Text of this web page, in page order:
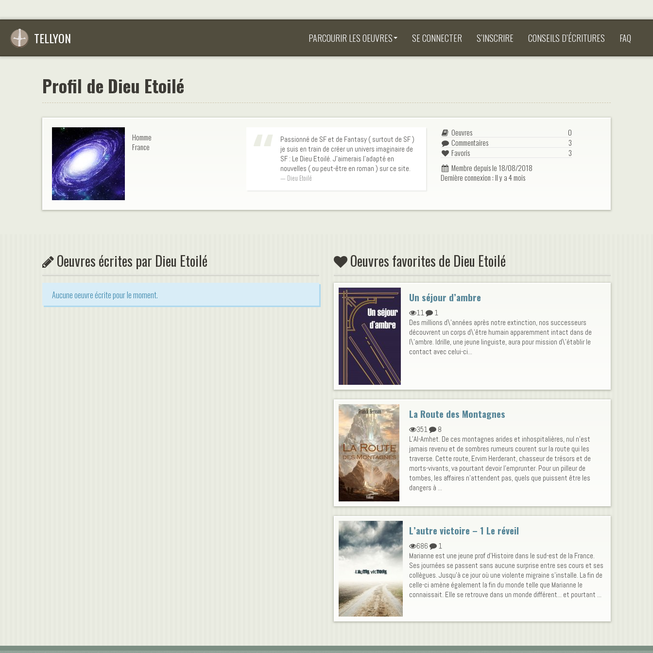
TELLYON PARCOURIR LES OEUVRES SE CONNECTER S’INSCRIRE CONSEILS D’ÉCRITURES FAQ
Profil de Dieu Etoilé
Homme
France
Passionné de SF et de Fantasy ( surtout de SF )
je suis en train de créer un univers imaginaire de
SF : Le Dieu Etoilé. J'aimerais l'adapté en
nouvelles ( ou peut-être en roman ) sur ce site.
Dieu Etoilé
Oeuvres
0
Commentaires
3
Favoris
3
Membre depuis le 18/08/2018
Dernière connexion : Il y a 4 mois
Oeuvres écrites par Dieu Etoilé
Aucune oeuvre écrite pour le moment.
Oeuvres favorites de Dieu Etoilé
Un séjour d’ambre
11
1
Des millions d\'années après notre extinction, nos successeurs
découvrent un corps d\'être humain apparemment intact dans de
l\'ambre. Idrille, une jeune linguiste, aura pour mission d\'établir le
contact avec celui-ci...
La Route des Montagnes
351
8
L’Al-Amhet. De ces montagnes arides et inhospitalières, nul n’est
jamais revenu et de sombres rumeurs courent sur la route qui les
traverse. Cette route, Ervim Herderant, chasseur de trésors et de
morts-vivants, va pourtant devoir l’emprunter. Pour un pilleur de
tombes, les affaires n’attendent pas, quels que puissent être les
dangers à ...
L’autre victoire – 1 Le réveil
686
1
Marianne est une jeune prof d'Histoire dans le sud-est de la France.
Ses journées se passent sans aucune surprise entre ses cours et ses
collègues. Jusqu'à ce jour où une violente migraine s'installe. La fin de
celle-ci amène également la fin du monde telle que Marianne le
connaissait. Elle se retrouve dans un monde différent... et pourtant ...